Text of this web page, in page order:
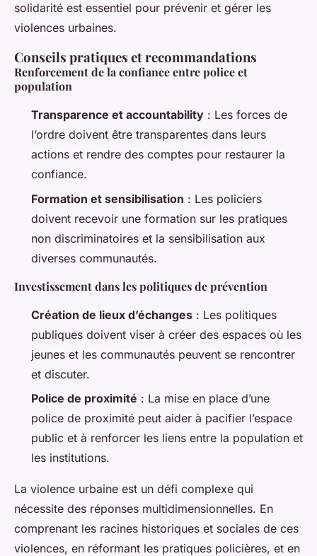
solidarité est essentiel pour prévenir et gérer les
violences urbaines.
Conseils pratiques et recommandations
Renforcement de la confiance entre police et
population
Transparence et accountability : Les forces de
l’ordre doivent être transparentes dans leurs
actions et rendre des comptes pour restaurer la
confiance.
Formation et sensibilisation : Les policiers
doivent recevoir une formation sur les pratiques
non discriminatoires et la sensibilisation aux
diverses communautés.
Investissement dans les politiques de prévention
Création de lieux d’échanges : Les politiques
publiques doivent viser à créer des espaces où les
jeunes et les communautés peuvent se rencontrer
et discuter.
Police de proximité : La mise en place d’une
police de proximité peut aider à pacifier l’espace
public et à renforcer les liens entre la population et
les institutions.
La violence urbaine est un défi complexe qui
nécessite des réponses multidimensionnelles. En
comprenant les racines historiques et sociales de ces
violences, en réformant les pratiques policières, et en